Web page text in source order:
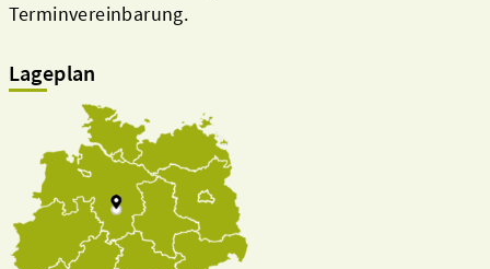
Terminvereinbarung.
Lageplan